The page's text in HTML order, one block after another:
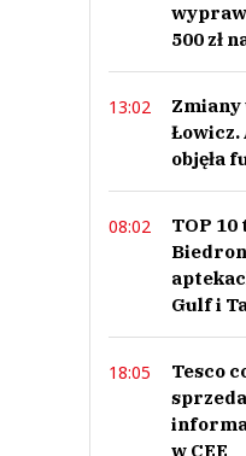
Nie
Zostaw
Imię
500 zł
13:02
Zmiany
Łowicz.
objęła
08:02
TOP
Gulf i
18:05
Tesco
w CEE